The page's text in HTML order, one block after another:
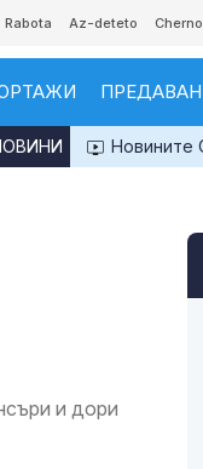
Rabota Az-deteto
Новините
и дори